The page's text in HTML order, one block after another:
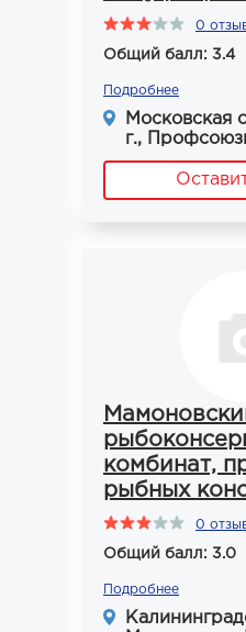
0
Общий балл: 3.4
Подробнее
Московская
г.,
комбинат,
рыбных
0
Общий балл: 3.0
Подробнее